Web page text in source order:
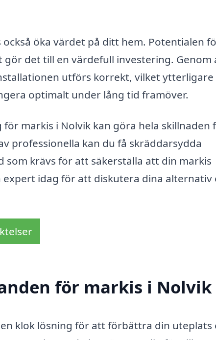
öka värdet på ditt hem. Potentialen
det till en värdefull investering. Genom
utförs korrekt, vilket ytterligare
optimalt under lång tid framöver.
markis i Nolvik kan göra hela skillnaden
professionella kan du få skräddarsydda
krävs för att säkerställa att din markis
idag för att diskutera dina alternativ
för markis i Nolvik
klok lösning för att förbättra din uteplats